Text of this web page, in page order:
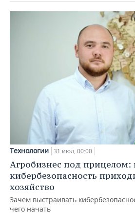
Технологии 31 июл, 00:00
Агробизнес под прицелом:
кибербезопасность
хозяйство
Зачем выстраивать
чего начать